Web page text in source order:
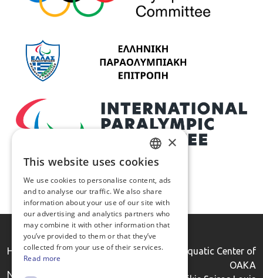
HADA
National Anti Doping
Indoor Aquatic Center of
OAKA
GREEK
ENGLISH
×
This website uses cookies
We use cookies to personalise content, ads
and to analyse our traffic. We also share
information about your use of our site with
our advertising and analytics partners who
may combine it with other information that
you’ve provided to them or that they’ve
collected from your use of their services.
Read more